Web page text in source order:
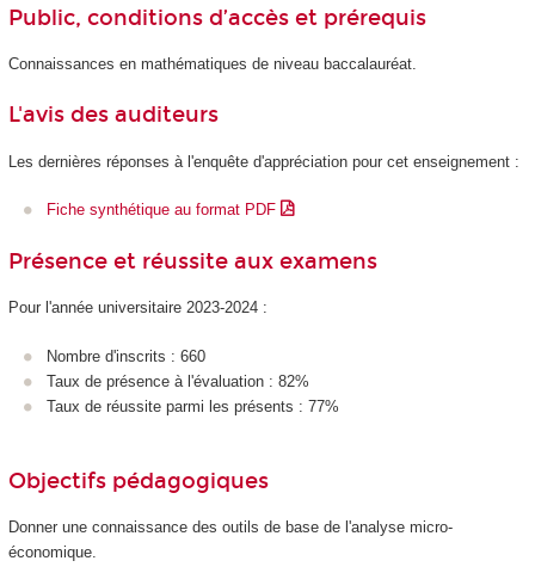
Public, conditions d’accès et prérequis
Connaissances en mathématiques de niveau baccalauréat.
L'avis des auditeurs
Les dernières réponses à l'enquête d'appréciation pour cet enseignement :
Fiche synthétique au format PDF
Présence et réussite aux examens
Pour l'année universitaire 2023-2024 :
Nombre d'inscrits : 660
Taux de présence à l'évaluation : 82%
Taux de réussite parmi les présents : 77%
Objectifs pédagogiques
Donner une connaissance des outils de base de l'analyse micro-
économique.